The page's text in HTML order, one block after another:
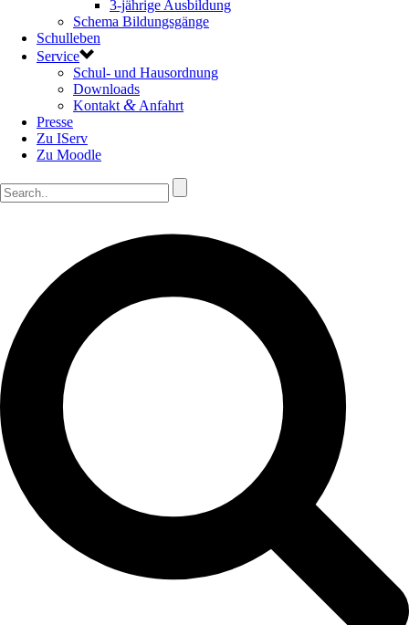
3-jährige Ausbildung
Schema Bildungsgänge
Schulleben
Service
Schul- und Hausordnung
Downloads
Kontakt & Anfahrt
Presse
Zu IServ
Zu Moodle